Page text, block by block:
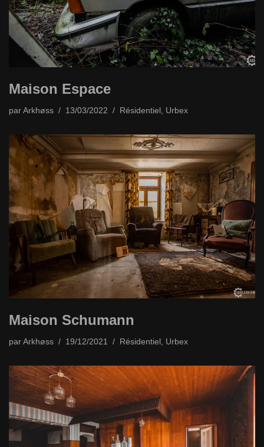
Maison Espace
par Arkhøss 13/03/2022 Résidentiel Urbex
Maison Schumann
par Arkhøss 19/12/2021 Résidentiel , Urbex